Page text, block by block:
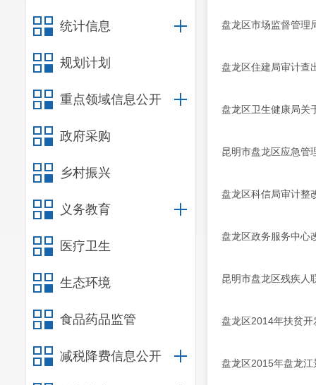
统计信息
规划计划
重点领域信息公开
政府采购
乡村振兴
义务教育
医疗卫生
生态环境
食品药品监管
减税降费信息公开
盘龙区市场监督管理
盘龙区住建局审计查
盘龙区卫生健康局关
昆明市盘龙区应急管
盘龙区科信局审计整
盘龙区政务服务中心
昆明市盘龙区残疾人
盘龙区2014年扶贫
盘龙区2015年盘龙